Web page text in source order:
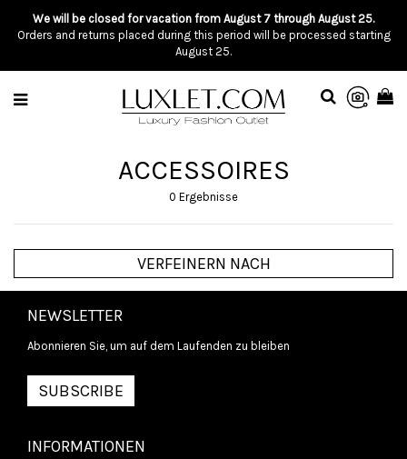
We will be closed for vacation from August 7 through August 25.
Orders and returns placed during this period will be processed starting
August 25.
ACCESSOIRES
0 Ergebnisse
VERFEINERN NACH
NEWSLETTER
Abonnieren Sie, um auf dem Laufenden zu bleiben
SUBSCRIBE
INFORMATIONEN